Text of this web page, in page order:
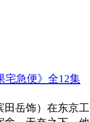
宅急便》全12集
岳饰）在东京工